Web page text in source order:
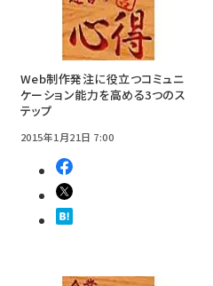
Web制作発注に役立つコミュニ
ケーション能力を高める3つのス
テップ
2015年1月21日 7:00